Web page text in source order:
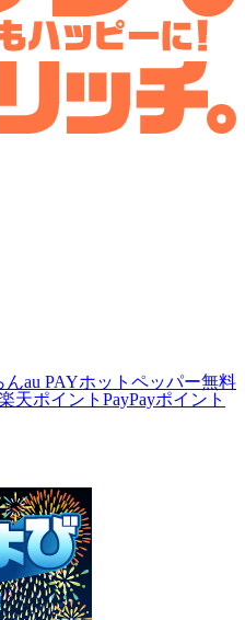
んau PAYホットペッパー無料
天ポイント PayPayポイント